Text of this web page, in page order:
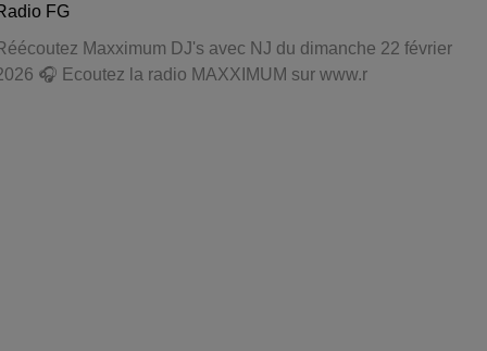
FG
Maxximum DJ's avec NJ du dimanche 22 février
🎧 Ecoutez la radio MAXXIMUM sur www.r